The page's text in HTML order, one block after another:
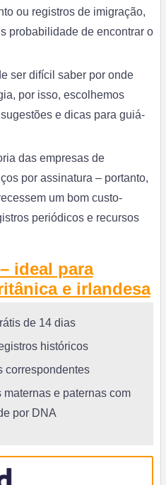
ou registros de imigração,
probabilidade de encontrar o
ser difícil saber por onde
por isso, escolhemos
e dicas para guiá-
das empresas de
por assinatura – portanto,
um bom custo-
periódicos e recursos
ideal para
e irlandesa
de 14 dias
históricos
correspondentes
e paternas com
por DNA